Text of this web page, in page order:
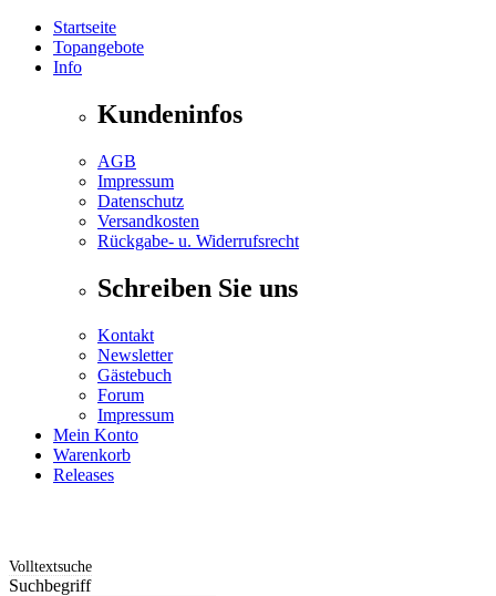
Startseite
Topangebote
Info
Kundeninfos
AGB
Impressum
Datenschutz
Versandkosten
Rückgabe- u. Widerrufsrecht
Schreiben Sie uns
Kontakt
Newsletter
Gästebuch
Forum
Impressum
Mein Konto
Warenkorb
Releases
Volltextsuche
Suchbegriff